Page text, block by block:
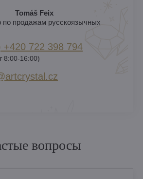
Tomáš Feix
по продажам русскоязычных
+420 722 398 794​
8:00-16:00)
вопросы